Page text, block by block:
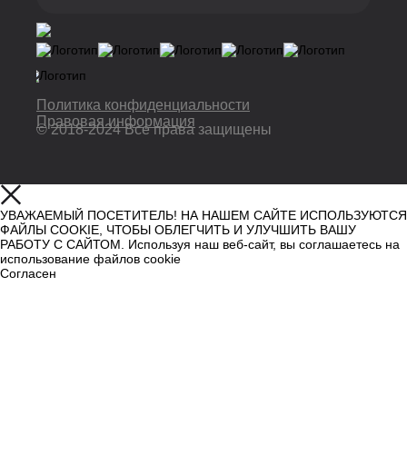
Политика конфиденциальности
Правовая информация
© 2018-2024 Все права защищены
УВАЖАЕМЫЙ ПОСЕТИТЕЛЬ! НА НАШЕМ САЙТЕ ИСПОЛЬЗУЮТСЯ
ФАЙЛЫ COOKIE, ЧТОБЫ ОБЛЕГЧИТЬ И УЛУЧШИТЬ ВАШУ
РАБОТУ С САЙТОМ. Используя наш веб-сайт, вы соглашаетесь на
использование файлов cookie
Согласен